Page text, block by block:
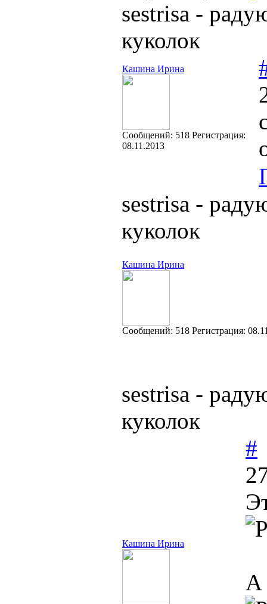
sestrisa -
куколок
Кашина Ирина
Cообщений: 518 Регистрация:
08.11.2013
sestrisa -
куколок
Кашина Ирина
Cообщений: 518 Регистрация:
sestrisa -
куколок
Кашина Ирина
#
А